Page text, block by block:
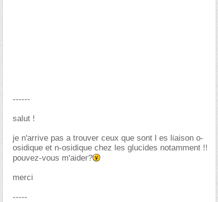
------
salut !
je n'arrive pas a trouver ceux que sont l es liaison o-
osidique et n-osidique chez les glucides notamment !!
pouvez-vous m'aider?
merci
-----